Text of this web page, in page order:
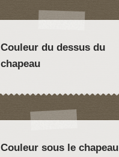
Couleur du dessus du
chapeau
Couleur sous le chapeau